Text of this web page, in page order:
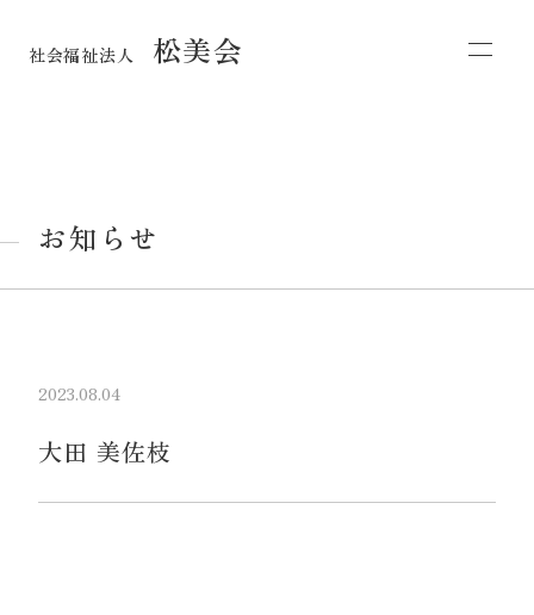
社会福祉法人 松美会
お知らせ
2023.08.04
大田 美佐枝